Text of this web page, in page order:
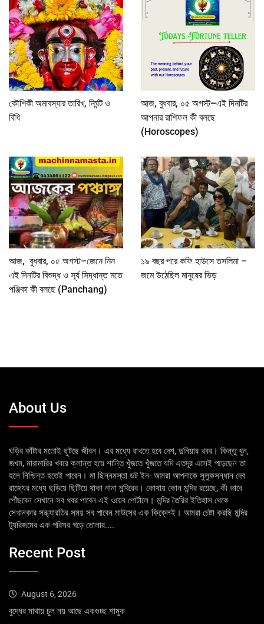
কৌশিকী অমাবস্যার তারিখ, নির্ঘন্ট ও
বিধি
আজ, বুধবার, ০৫ অগস্ট–এই দিনটির
আপনার রাশিফল কী বলছে
(Horoscopes)
আজ, বুধবার, ০৫ অগস্ট–জেনে নিন
এই দিনটির বিশুদ্ধ ও সূর্য সিদ্ধান্ত মতে
পঞ্জিকা কী বলছে (Panchang)
১৯ বছর পরে কফি হাউসে তসলিমা –
জমে উঠেছিল মানুষের ভিড়
About Us
ঘড়ির কাঁটার মতোই ছুটছে জীবন। এর মধ্যে রাখতে হবে দেশ, দুনিয়ার খবর। কিন্তু খুন,
জখম, মারামারির খবরে ক্লান্ত হয়ে শান্তি খুঁজতে খুঁজতে যদি এতদূর এসেই পড়েছেন তা
হলে নিশ্চিন্ত হতেই পারেন। মা ছিন্নমস্তা ডট ইন- আমরা আপনাকে সুলুকসন্ধান দেব
রাজ্যের মধ্যে ছড়িয়ে ছিটিয়ে থাকা নানা মন্দিরের। কোথায় কোন মন্দির রয়েছে, কী ভাবে
পৌঁছবেন সেখানে সব খবর পাবেন এই ওয়েব পোর্টালে। মন্দির তৈরির ইতিহাস থেকে
সেখানকার সন্ধ্যারতির সময় সব পাবেন মাউসের এক কিক্লেই। আমরা চেষ্টা করছি মন্দির
ট্যুরিজমের এক পরিসর গড়ে তোলার....
Recent Post
August 6, 2026
বুদ্ধের মাথায় চুল নয় আছে একগুচ্ছ শামুক